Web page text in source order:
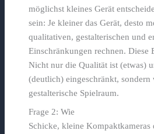
möglichst kleines Gerät
sein: Je kleiner das Gerät, desto
qualitativen, gestalterischen und
Einschränkungen rechnen. Diese
Nicht nur die Qualität ist (etwas)
(deutlich) eingeschränkt, sondern
gestalterische Spielraum.
Frage 2: Wie
Schicke, kleine Kompaktkameras